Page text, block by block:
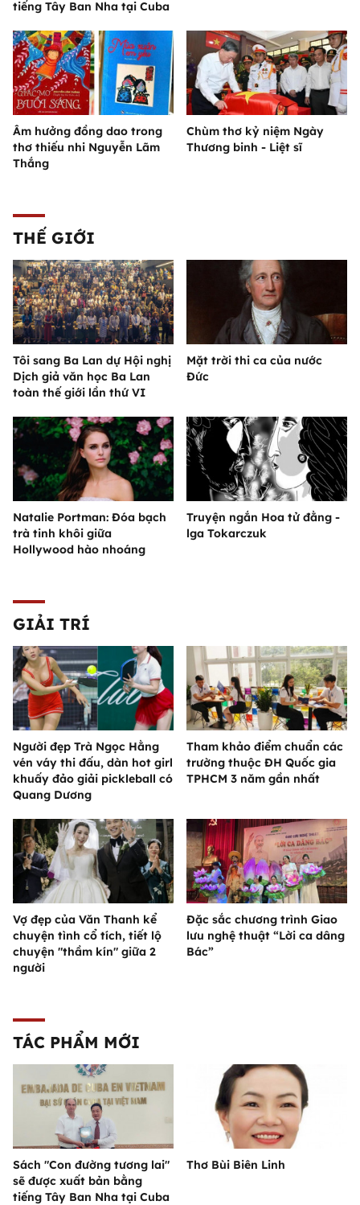
tiếng Tây Ban Nha tại Cuba
Âm hưởng đồng dao trong
thơ thiếu nhi Nguyễn Lãm
Thắng
Chùm thơ kỷ niệm Ngày
Thương binh - Liệt sĩ
THẾ GIỚI
Tôi sang Ba Lan dự Hội nghị
Dịch giả văn học Ba Lan
toàn thế giới lần thứ VI
Mặt trời thi ca của nước
Đức
Natalie Portman: Đóa bạch
trà tinh khôi giữa
Hollywood hào nhoáng
Truyện ngắn Hoa tử đằng -
lga Tokarczuk
GIẢI TRÍ
Người đẹp Trà Ngọc Hằng
vén váy thi đấu, dàn hot girl
khuấy đảo giải pickleball có
Quang Dương
Tham khảo điểm chuẩn các
trường thuộc ĐH Quốc gia
TPHCM 3 năm gần nhất
Vợ đẹp của Văn Thanh kể
chuyện tình cổ tích, tiết lộ
chuyện "thầm kín" giữa 2
người
Đặc sắc chương trình Giao
lưu nghệ thuật “Lời ca dâng
Bác”
TÁC PHẨM MỚI
Sách "Con đường tương lai"
sẽ được xuất bản bằng
tiếng Tây Ban Nha tại Cuba
Thơ Bùi Biên Linh